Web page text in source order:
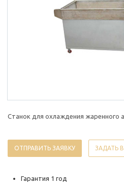
Станок для охлаждения жаренного
ОТПРАВИТЬ ЗАЯВКУ ЗАДАТЬ
Гарантия 1 год